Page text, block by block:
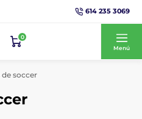
614 235 3069
0
Menú
de soccer